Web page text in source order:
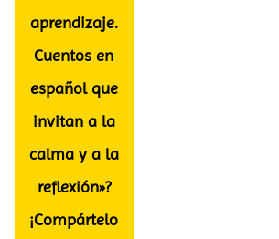
aprendizaje.
Cuentos en
español que
invitan a la
calma y a la
reflexión»?
¡Compártelo